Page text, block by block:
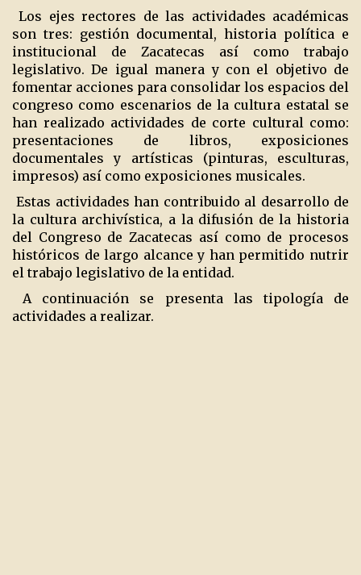
Los ejes rectores de las actividades académicas
son tres: gestión documental, historia política e
institucional de Zacatecas así como trabajo
legislativo. De igual manera y con el objetivo de
fomentar acciones para consolidar los espacios del
congreso como escenarios de la cultura estatal se
han realizado actividades de corte cultural como:
presentaciones de libros, exposiciones
documentales y artísticas (pinturas, esculturas,
impresos) así como exposiciones musicales.
Estas actividades han contribuido al desarrollo de
la cultura archivística, a la difusión de la historia
del Congreso de Zacatecas así como de procesos
históricos de largo alcance y han permitido nutrir
el trabajo legislativo de la entidad.
A continuación se presenta las tipología de
actividades a realizar.